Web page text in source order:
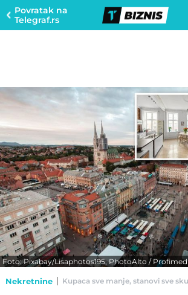
Povratak na
Telegraf.rs
Foto: Pixabay/Lisaphotos195, PhotoAlto /
Nekretnine Kupaca sve manje, stanovi sve